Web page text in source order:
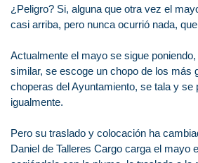
¿Peligro? Si, alguna que otra vez el
casi arriba, pero nunca ocurrió nada,
Actualmente el mayo se sigue
similar, se escoge un chopo de los más
choperas del Ayuntamiento, se tala y se
igualmente.
Pero su traslado y colocación ha
Daniel de Talleres Cargo carga el mayo